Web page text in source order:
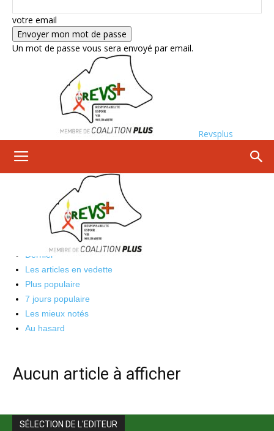
votre email
Un mot de passe vous sera envoyé par email.
Revsplus
SANTE
Les mieux notés
Dernier
Les articles en vedette
Plus populaire
7 jours populaire
Les mieux notés
Au hasard
Aucun article à afficher
SÉLECTION DE L'EDITEUR